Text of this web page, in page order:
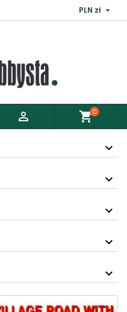
PLN zł 
 shopping_cart0